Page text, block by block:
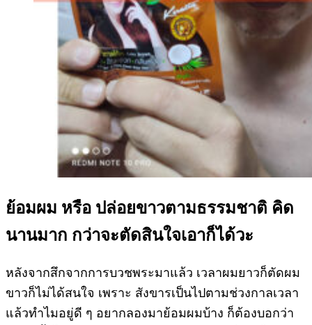
ย้อมผม หรือ ปล่อยขาวตามธรรมชาติ คิด
นานมาก กว่าจะตัดสินใจเอาก็ได้วะ
หลังจากสึกจากการบวชพระมาแล้ว เวลาผมยาวก็ตัดผม
ขาวก็ไม่ได้สนใจ เพราะ สังขารเป็นไปตามช่วงกาลเวลา
แล้วทำไมอยู่ดี ๆ อยากลองมาย้อมผมบ้าง ก็ต้องบอกว่า